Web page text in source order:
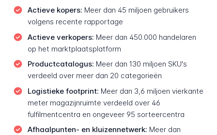
Actieve kopers: Meer dan 45 miljoen gebruikers
volgens recente rapportage
Actieve verkopers: Meer dan 450.000 handelaren
op het marktplaatsplatform
Productcatalogus: Meer dan 130 miljoen SKU's
verdeeld over meer dan 20 categorieën
Logistieke footprint: Meer dan 3,6 miljoen vierkante
meter magazijnruimte verdeeld over 46
fulfilmentcentra en ongeveer 95 sorteercentra
Afhaalpunten- en kluizennetwerk: Meer dan